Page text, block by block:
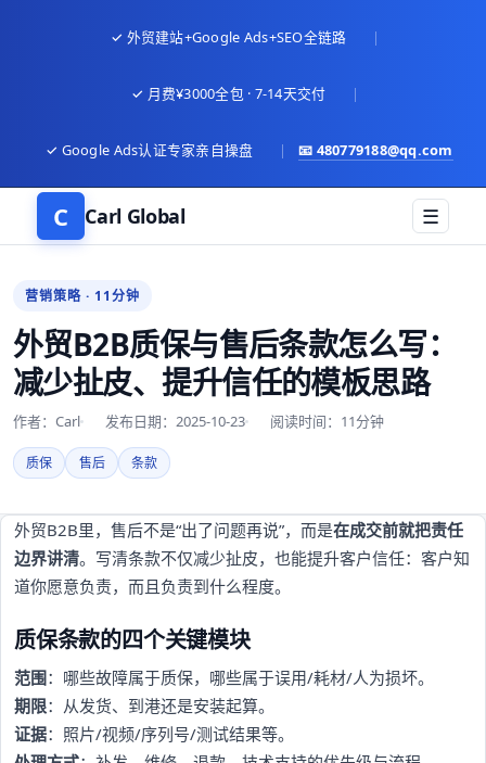
✓ 外贸建站+Google Ads+SEO全链路 |
✓ 月费¥3000全包 · 7-14天交付 |
✓ Google Ads认证专家亲自操盘 | 📧 480779188@qq.com
C Carl Global ☰
营销策略 · 11分钟
外贸B2B质保与售后条款怎么写：
减少扯皮、提升信任的模板思路
作者：Carl 发布日期：2025-10-23 阅读时间：11分钟
质保 售后 条款
外贸B2B里，售后不是“出了问题再说”，而是在成交前就把责任
边界讲清。写清条款不仅减少扯皮，也能提升客户信任：客户知
道你愿意负责，而且负责到什么程度。
质保条款的四个关键模块
范围：哪些故障属于质保，哪些属于误用/耗材/人为损坏。
期限：从发货、到港还是安装起算。
证据：照片/视频/序列号/测试结果等。